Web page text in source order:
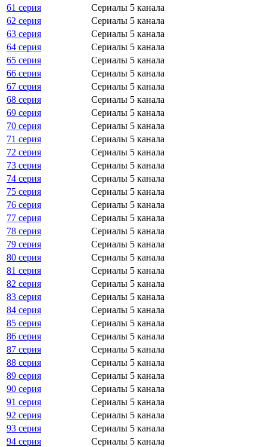
61 серия
Сериалы 5 канала
62 серия
Сериалы 5 канала
63 серия
Сериалы 5 канала
64 серия
Сериалы 5 канала
65 серия
Сериалы 5 канала
66 серия
Сериалы 5 канала
67 серия
Сериалы 5 канала
68 серия
Сериалы 5 канала
69 серия
Сериалы 5 канала
70 серия
Сериалы 5 канала
71 серия
Сериалы 5 канала
72 серия
Сериалы 5 канала
73 серия
Сериалы 5 канала
74 серия
Сериалы 5 канала
75 серия
Сериалы 5 канала
76 серия
Сериалы 5 канала
77 серия
Сериалы 5 канала
78 серия
Сериалы 5 канала
79 серия
Сериалы 5 канала
80 серия
Сериалы 5 канала
81 серия
Сериалы 5 канала
82 серия
Сериалы 5 канала
83 серия
Сериалы 5 канала
84 серия
Сериалы 5 канала
85 серия
Сериалы 5 канала
86 серия
Сериалы 5 канала
87 серия
Сериалы 5 канала
88 серия
Сериалы 5 канала
89 серия
Сериалы 5 канала
90 серия
Сериалы 5 канала
91 серия
Сериалы 5 канала
92 серия
Сериалы 5 канала
93 серия
Сериалы 5 канала
94 серия
Сериалы 5 канала